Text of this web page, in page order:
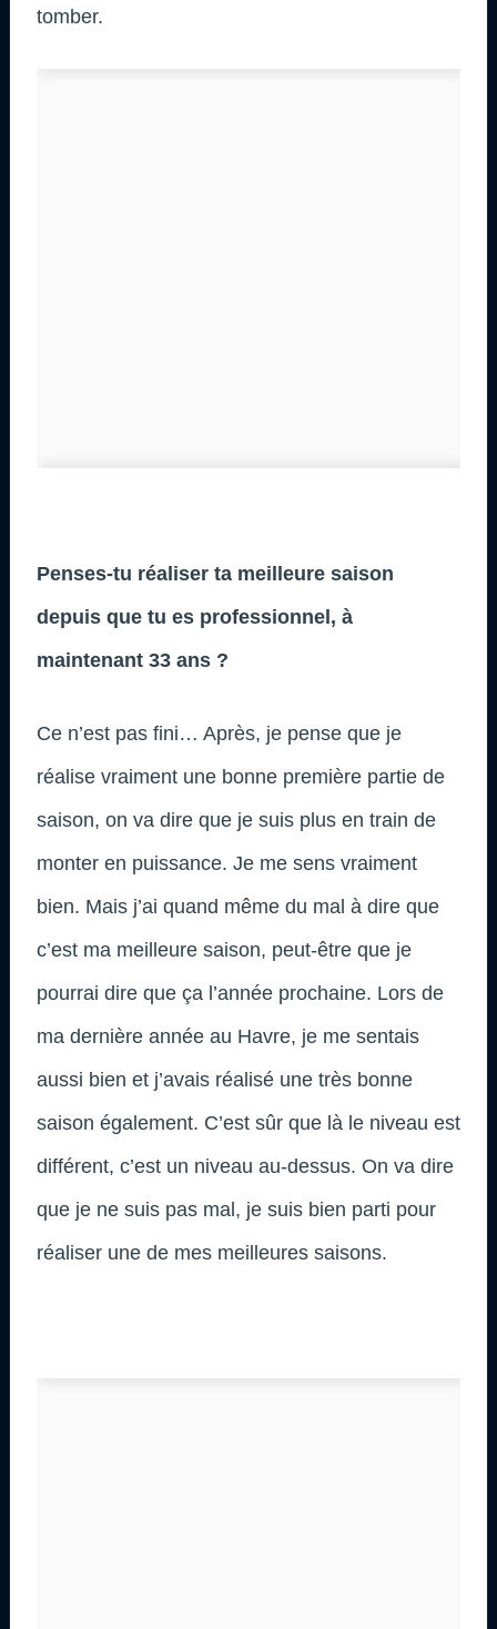
tomber.
Penses-tu réaliser ta meilleure saison
depuis que tu es professionnel, à
maintenant 33 ans ?
Ce n’est pas fini… Après, je pense que je
réalise vraiment une bonne première partie de
saison, on va dire que je suis plus en train de
monter en puissance. Je me sens vraiment
bien. Mais j’ai quand même du mal à dire que
c’est ma meilleure saison, peut-être que je
pourrai dire que ça l’année prochaine. Lors de
ma dernière année au Havre, je me sentais
aussi bien et j’avais réalisé une très bonne
saison également. C’est sûr que là le niveau est
différent, c’est un niveau au-dessus. On va dire
que je ne suis pas mal, je suis bien parti pour
réaliser une de mes meilleures saisons.